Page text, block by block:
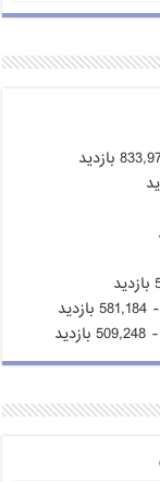
- 581,184 بازدید
- 509,248 بازدید